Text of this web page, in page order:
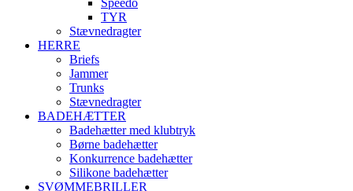
Speedo
TYR
Stævnedragter
HERRE
Briefs
Jammer
Trunks
Stævnedragter
BADEHÆTTER
Badehætter med klubtryk
Børne badehætter
Konkurrence badehætter
Silikone badehætter
SVØMMEBRILLER